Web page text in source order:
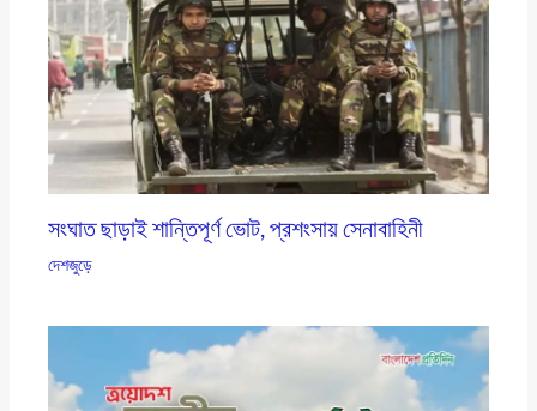
সংঘাত ছাড়াই শান্তিপূর্ণ ভোট, প্রশংসায় সেনাবাহিনী
দেশজুড়ে